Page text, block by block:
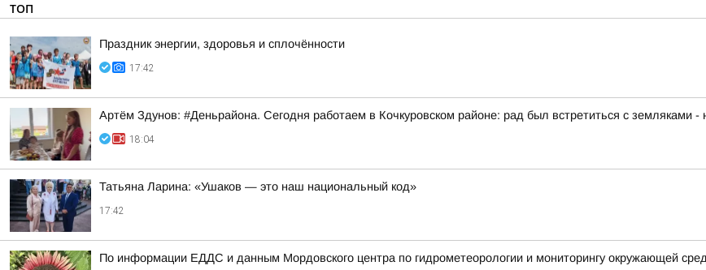
ТОП
Праздник энергии, здоровья и сплочённости
17:42
Артём Здунов: #Деньрайона. Сегодня работаем в Кочкуровском районе: рад был встретиться с земляками
18:04
Татьяна Ларина: «Ушаков — это наш национальный код»
17:42
По информации ЕДДС и данным Мордовского центра по гидрометеорологии и мониторингу окружающей